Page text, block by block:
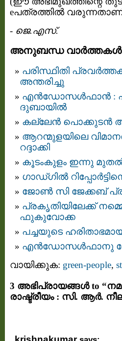
eപത്രത്തില്‍
- ജെ.എസ്.
അനുബന്ധ വാര്‍ത്തകള്‍
പരിസ്ഥിതി
അന്തരിച്ചു
എന്‍ഡോസള്‍ഫാന്‍ :
ദുബായില്‍
കല്ലേൻ പൊക്കുടൻ
ആറന്മുളയിലെ
റദ്ദാക്കി
കൂടംകുളം ഇന്നു
ഗാഡ്ഗില്‍
ജോണ്‍ സി ജേക്കബ്
പ്രകൃതിയിലേക്ക്
ഫുകുവോക്ക
പച്ചയുടെ
എന്‍ഡോസള്‍ഫാനു
വായിക്കുക: green-people,
3 അഭിപ്രായങ്ങള്‍ to
രാഷ്ട്രീയം : സി. ആര്‍.